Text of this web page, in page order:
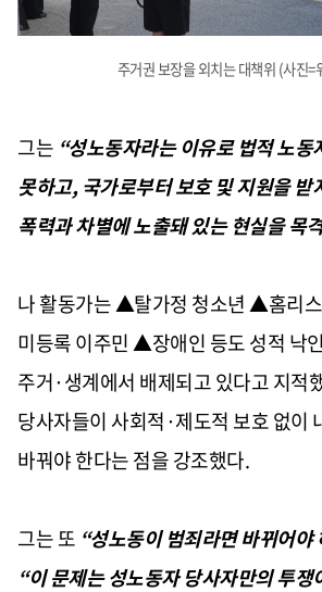
주거권 보장을 외치는 대책위 (사진=
그는 “성노동자라는 이유로 법적 노동
못하고, 국가로부터 보호 및 지원을 받
폭력과 차별에 노출돼 있는 현실을 목
나 활동가는 ▲탈가정 청소년 ▲홈리
미등록 이주민 ▲장애인 등도 성적 낙
주거·생계에서 배제되고 있다고 지적
당사자들이 사회적·제도적 보호 없이
바꿔야 한다는 점을 강조했다.
그는 또 “성노동이 범죄라면 바뀌어야
“이 문제는 성노동자 당사자만의 투쟁